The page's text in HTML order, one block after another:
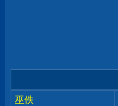
巫佚